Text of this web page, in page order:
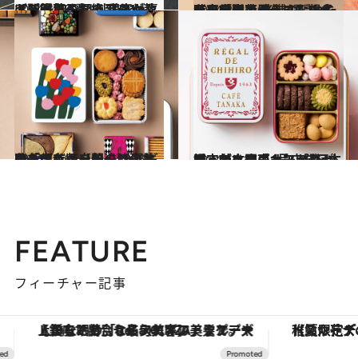
2024.1.28
【間違いのない手みやげ】洋菓子編 料理家が喜ぶパイ菓子、絶品タルト… 最旬を知るプロが教える鉄板4選
グルメ 2024.8.9
【東京駅で買える】帰省時の手土産 老舗の隠れた名品「洋菓子」5選 スイーツなかのが外さない名品を厳選
グルメ
2024.12.6
永久保存版【間違いのない「クッキー缶」10選】味もデザインも一流！ ギフトにも、自分のご褒美にも。
グルメ 2024.10.18
限定のクッキー缶が登場！名古屋のカフェ＆パティスリー「カフェタナカ」が、関東1号店を日本橋三越本店にオープン
グルメ
FEATURE
フィーチャー記事
【銀座で出合う最旬美容】美髪ケアや上質な眠り…セルフケアのアップデートから、特別な名入れギフトまで。大人のための「ReFa GINZA」クルーズ 【夏限定ディナーコース】旬を